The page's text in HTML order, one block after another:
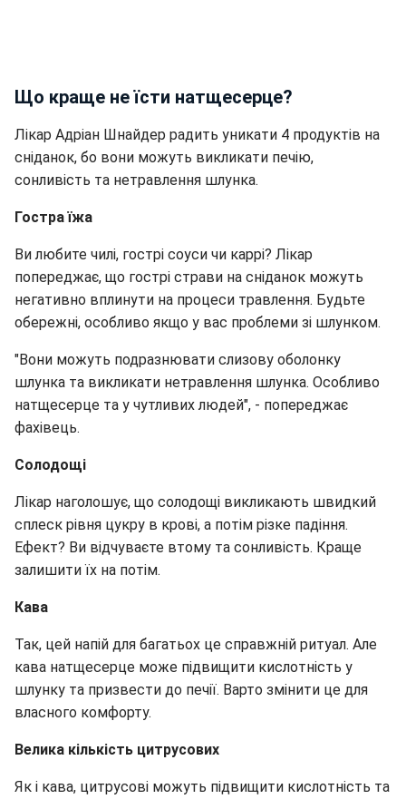
Що краще не їсти натщесерце?
Лікар Адріан Шнайдер радить уникати 4 продуктів на
сніданок, бо вони можуть викликати печію,
сонливість та нетравлення шлунка.
Гостра їжа
Ви любите чилі, гострі соуси чи каррі? Лікар
попереджає, що гострі страви на сніданок можуть
негативно вплинути на процеси травлення. Будьте
обережні, особливо якщо у вас проблеми зі шлунком.
"Вони можуть подразнювати слизову оболонку
шлунка та викликати нетравлення шлунка. Особливо
натщесерце та у чутливих людей", - попереджає
фахівець.
Солодощі
Лікар наголошує, що солодощі викликають швидкий
сплеск рівня цукру в крові, а потім різке падіння.
Ефект? Ви відчуваєте втому та сонливість. Краще
залишити їх на потім.
Кава
Так, цей напій для багатьох це справжній ритуал. Але
кава натщесерце може підвищити кислотність у
шлунку та призвести до печії. Варто змінити це для
власного комфорту.
Велика кількість цитрусових
Як і кава, цитрусові можуть підвищити кислотність та